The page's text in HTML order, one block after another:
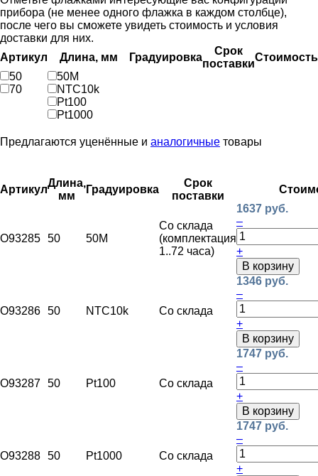
прибора (не менее одного флажка в каждом столбце),
после чего вы сможете увидеть стоимость и условия
доставки для них.
Артикул
Длина, мм Градуировка
Срок
поставки
Стоимость
50
70
50М
NTC10k
Pt100
Pt1000
Предлагаются уценённые и аналогичные товары
Артикул
Длина,
мм
Градуировка
Срок
поставки
O93285 50 50М
Со склада
(комплектация
1..72 часа)
1637 руб.
–
+
В корзину
O93286 50 NTC10k Со склада
1346 руб.
–
+
В корзину
O93287 50 Pt100 Со склада
1747 руб.
–
+
В корзину
O93288 50 Pt1000 Со склада
1747 руб.
–
+